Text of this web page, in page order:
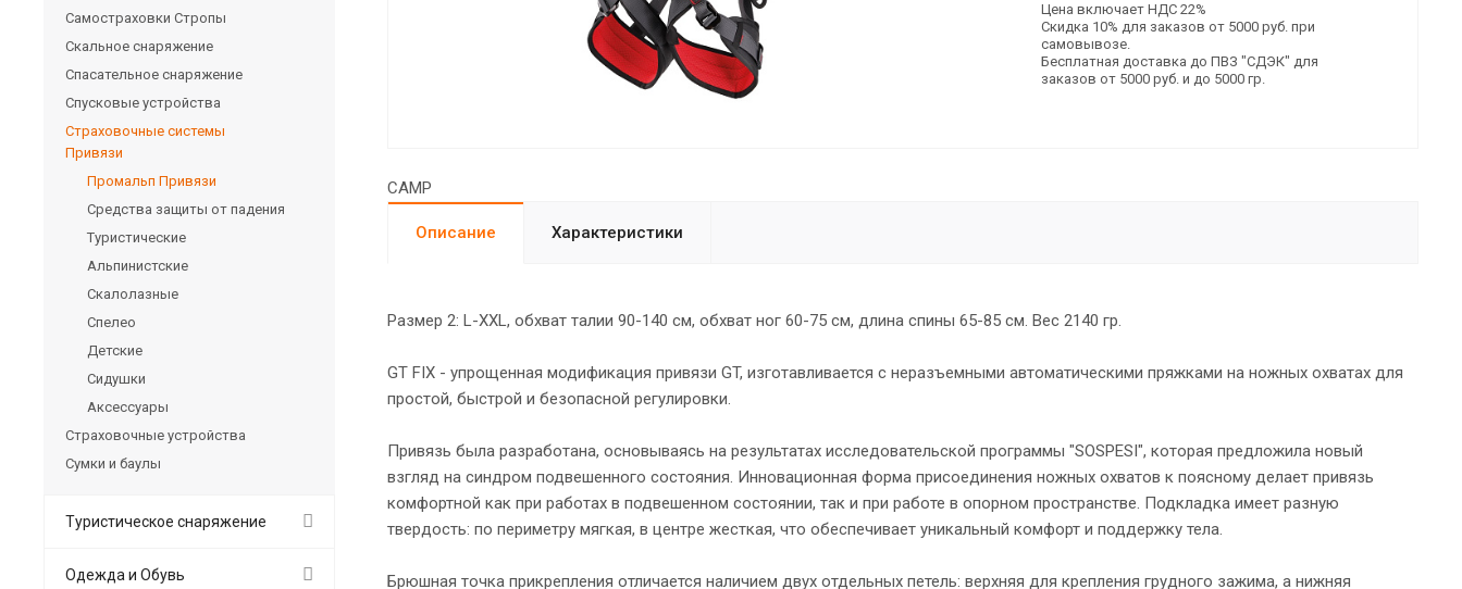
Цена включает НДС 22%
Скидка 10% для заказов от 5000 руб. при
самовывозе.
Бесплатная доставка до ПВЗ "СДЭК" для
заказов от 5000 руб. и до 5000 гр.
CAMP
Описание Характеристики
Размер 2: L-XXL, обхват талии 90-140 см, обхват ног 60-75 см, длина спины 65-85 см. Вес 2140 гр.
GT FIX - упрощенная модификация привязи GT, изготавливается с неразъемными автоматическими пряжками на ножных охватах для
простой, быстрой и безопасной регулировки.
Привязь была разработана, основываясь на результатах исследовательской программы "SOSPESI", которая предложила новый
взгляд на синдром подвешенного состояния. Инновационная форма присоединения ножных охватов к поясному делает привязь
комфортной как при работах в подвешенном состоянии, так и при работе в опорном пространстве. Подкладка имеет разную
твердость: по периметру мягкая, в центре жесткая, что обеспечивает уникальный комфорт и поддержку тела.
Брюшная точка прикрепления отличается наличием двух отдельных петель: верхняя для крепления грудного зажима, а нижняя
Самостраховки Стропы
Скальное снаряжение
Спасательное снаряжение
Спусковые устройства
Страховочные системы
Привязи
Промальп Привязи
Средства защиты от падения
Туристические
Альпинистские
Скалолазные
Спелео
Детские
Сидушки
Аксессуары
Страховочные устройства
Сумки и баулы
Туристическое снаряжение
Одежда и Обувь